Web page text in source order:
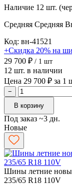
Наличие 12 шт.
Средняя Средняя
Код: вн-41521
+Скидка 20% на
29 700 ₽ / 1 шт
12 шт. в наличии
Цена 29 700 ₽ за 1
−
В корзину
Под заказ ~3 дн.
Новые
Шины летние
235/65 R18 110V